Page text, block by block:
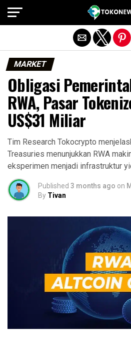
MARKET
Obligasi
RWA, Pasar
US$31 Miliar
Tim Research Tokocrypto
Treasuries menunjukkan RWA
eksperimen menjadi infrastruktur
Published 3 months ago on
By Tivan
Exit mobile